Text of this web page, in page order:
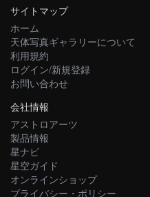
サイトマップ
ホーム
天体写真ギャラリーについて
利用規約
ログイン/新規登録
お問い合わせ
会社情報
アストロアーツ
製品情報
星ナビ
星空ガイド
オンラインショップ
プライバシー・ポリシー